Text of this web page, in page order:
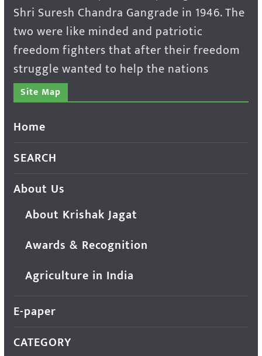
Shri Suresh Chandra Gangrade in 1946. The
two were like minded and patriotic
freedom fighters that after their freedom
struggle wanted to help the nations
Site Map
Home
SEARCH
About Us
About Krishak Jagat
Awards & Recognition
Agriculture in India
E-paper
CATEGORY